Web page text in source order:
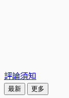
評論須知
最新 更多